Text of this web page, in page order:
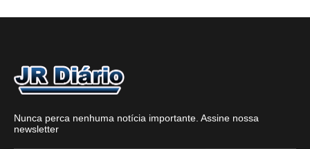
Nunca perca nenhuma notícia importante. Assine nossa
newsletter